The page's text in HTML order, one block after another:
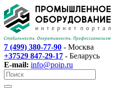
7 (499) 380-77-90 - Москва
+37529 847-29-17 - Беларусь
E-mail: info@poip.ru